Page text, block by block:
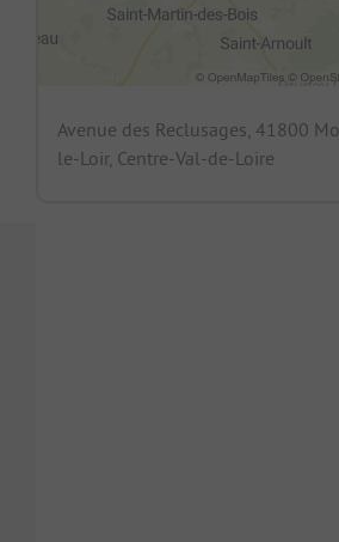
Avenue des Reclusages, 41800
le-Loir, Centre-Val-de-Loire